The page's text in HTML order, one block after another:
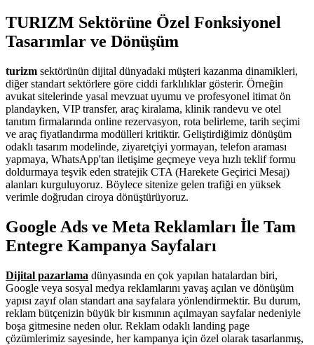
TURIZM Sektörüne Özel Fonksiyonel
Tasarımlar ve Dönüşüm
turizm sektörünün dijital dünyadaki müşteri kazanma dinamikleri,
diğer standart sektörlere göre ciddi farklılıklar gösterir. Örneğin
avukat sitelerinde yasal mevzuat uyumu ve profesyonel itimat ön
plandayken, VIP transfer, araç kiralama, klinik randevu ve otel
tanıtım firmalarında online rezervasyon, rota belirleme, tarih seçimi
ve araç fiyatlandırma modülleri kritiktir. Geliştirdiğimiz dönüşüm
odaklı tasarım modelinde, ziyaretçiyi yormayan, telefon araması
yapmaya, WhatsApp'tan iletişime geçmeye veya hızlı teklif formu
doldurmaya teşvik eden stratejik CTA (Harekete Geçirici Mesaj)
alanları kurguluyoruz. Böylece sitenize gelen trafiği en yüksek
verimle doğrudan ciroya dönüştürüyoruz.
Google Ads ve Meta Reklamları İle Tam
Entegre Kampanya Sayfaları
Dijital pazarlama dünyasında en çok yapılan hatalardan biri,
Google veya sosyal medya reklamlarını yavaş açılan ve dönüşüm
yapısı zayıf olan standart ana sayfalara yönlendirmektir. Bu durum,
reklam bütçenizin büyük bir kısmının açılmayan sayfalar nedeniyle
boşa gitmesine neden olur. Reklam odaklı landing page
çözümlerimiz sayesinde, her kampanya için özel olarak tasarlanmış,